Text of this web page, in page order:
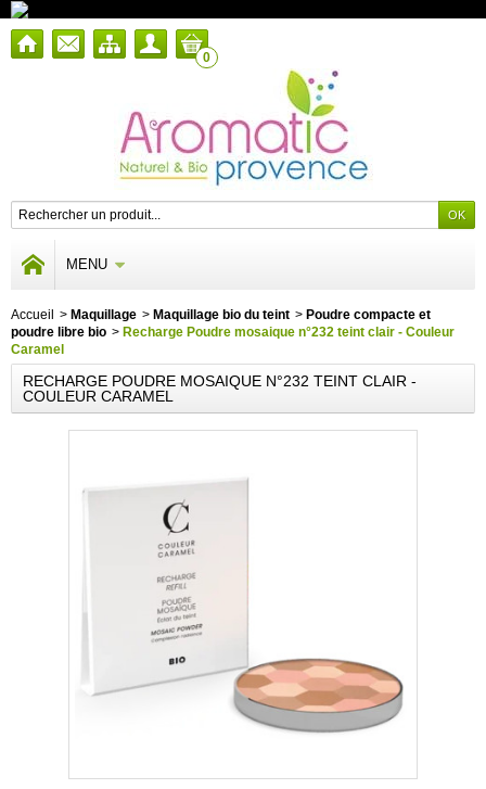
0
MENU
Accueil > Maquillage > Maquillage bio du teint > Poudre compacte et
poudre libre bio > Recharge Poudre mosaique n°232 teint clair - Couleur
Caramel
RECHARGE POUDRE MOSAIQUE N°232 TEINT CLAIR -
COULEUR CARAMEL